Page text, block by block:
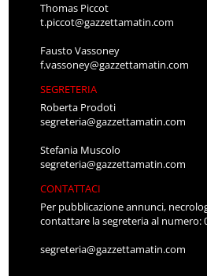
Thomas Piccot
t.piccot@gazzettamatin.com
Fausto Vassoney
f.vassoney@gazzettamatin.com
SEGRETERIA
Roberta Prodoti
segreteria@gazzettamatin.com
Stefania Muscolo
segreteria@gazzettamatin.com
CONTATTACI
Per pubblicazione annunci,
contattare la segreteria al numero:
segreteria@gazzettamatin.com